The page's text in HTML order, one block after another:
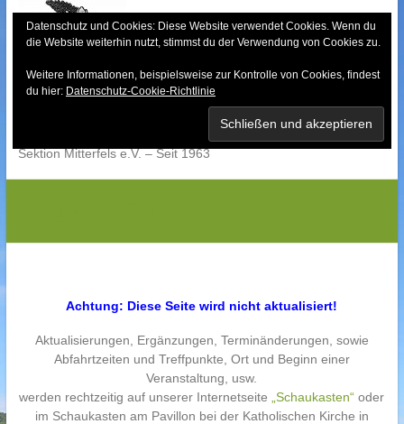
content
Bayerischer Wald-
Sektion Mitterfels e.V. – Seit 1963
Achtung: Diese Seite wird nicht aktualisiert!
Aktualisierungen, Ergänzungen, Terminänderungen, sowie
Abfahrtzeiten und Treffpunkte, Ort und Beginn einer
Veranstaltung, usw.
werden rechtzeitig auf unserer Internetseite
„Schaukasten“ oder
im Schaukasten am Pavillon bei der Katholischen Kirche in
Datenschutz und Cookies: Diese Website verwendet Cookies. Wenn du
die Website weiterhin nutzt, stimmst du der Verwendung von Cookies zu.
Weitere Informationen, beispielsweise zur Kontrolle von Cookies, findest
du hier: Datenschutz-Cookie-Richtlinie